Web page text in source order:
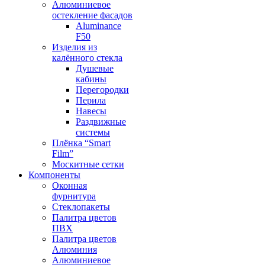
Алюминиевое
остекление фасадов
Aluminance
F50
Изделия из
калённого стекла
Душевые
кабины
Перегородки
Перила
Навесы
Раздвижные
системы
Плёнка “Smart
Film”
Москитные сетки
Компоненты
Оконная
фурнитура
Стеклопакеты
Палитра цветов
ПВХ
Палитра цветов
Алюминия
Алюминиевое